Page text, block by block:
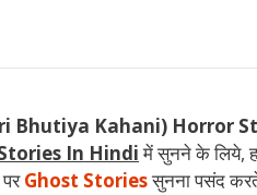
Bhutiya Kahani) Horror
In Hindiमें सुनने के लिये,
Ghost Storiesसुनना पसंद